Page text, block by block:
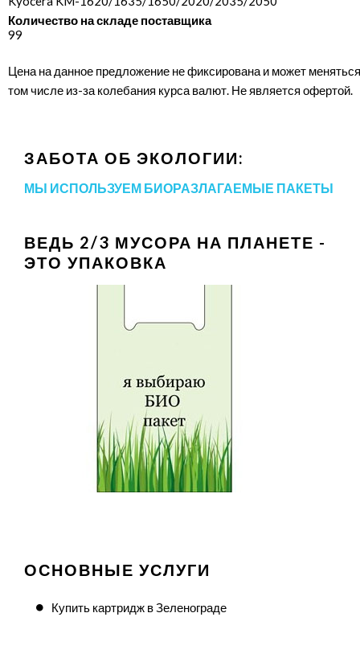
Количество на складе поставщика
99
Цена на данное предложение не фиксирована и может
том числе из-за колебания курса валют. Не является офертой.
ЗАБОТА ОБ ЭКОЛОГИИ:
МЫ ИСПОЛЬЗУЕМ БИОРАЗЛАГАЕМЫЕ ПАКЕТЫ
ВЕДЬ 2/3 МУСОРА НА ПЛАНЕТЕ -
ЭТО УПАКОВКА
ОСНОВНЫЕ УСЛУГИ
Купить картридж в Зеленограде